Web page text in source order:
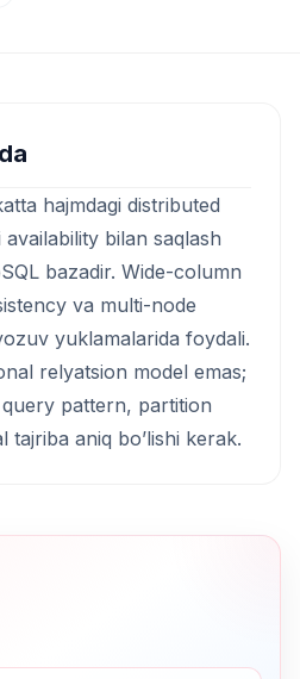
hajmdagi distributed
bilan saqlash
bazadir. Wide-column
va multi-node
yuklamalarida foydali.
relyatsion model emas;
pattern, partition
tajriba aniq bo’lishi kerak.